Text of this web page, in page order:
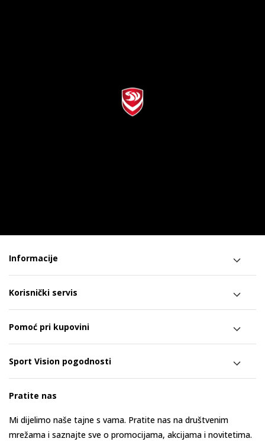
Informacije
Korisnički servis
Pomoć pri kupovini
Sport Vision pogodnosti
Pratite nas
Mi dijelimo naše tajne s vama. Pratite nas na društvenim
mrežama i saznajte sve o promocijama, akcijama i novitetima.